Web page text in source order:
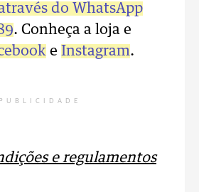
do WhatsApp
. Conheça a loja e
e Instagram.
PUBLICIDADE
e regulamentos